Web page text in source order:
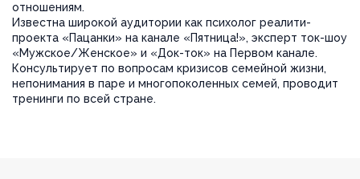
отношениям.
Известна широкой аудитории как психолог реалити-
проекта «Пацанки» на канале «Пятница!», эксперт ток-шоу
«Мужское/Женское» и «Док-ток» на Первом канале.
Консультирует по вопросам кризисов семейной жизни,
непонимания в паре и многопоколенных семей, проводит
тренинги по всей стране.